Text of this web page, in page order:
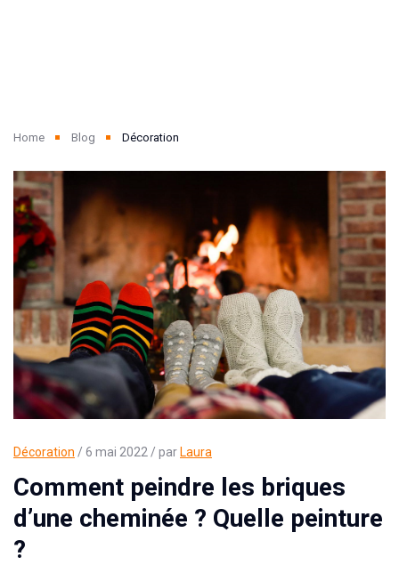
Home Blog Décoration
Décoration / 6 mai 2022 / par Laura
Comment peindre les briques
d’une cheminée ? Quelle peinture
?